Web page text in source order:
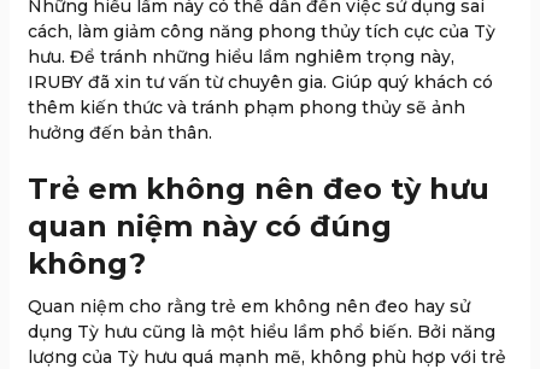
Những hiểu lầm này có thể dẫn đến việc sử dụng sai
cách, làm giảm công năng phong thủy tích cực của Tỳ
hưu. Để tránh những hiểu lầm nghiêm trọng này,
IRUBY đã xin tư vấn từ chuyên gia. Giúp quý khách có
thêm kiến thức và tránh phạm phong thủy sẽ ảnh
hưởng đến bản thân.
Trẻ em không nên đeo tỳ hưu
quan niệm này có đúng
không?
Quan niệm cho rằng trẻ em không nên đeo hay sử
dụng Tỳ hưu cũng là một hiểu lầm phổ biến. Bởi năng
lượng của Tỳ hưu quá mạnh mẽ, không phù hợp với trẻ